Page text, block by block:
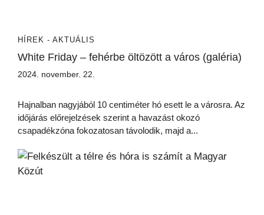
HÍREK - AKTUÁLIS
White Friday – fehérbe öltözött a város (galéria)
2024. november. 22.
Hajnalban nagyjából 10 centiméter hó esett le a városra. Az
időjárás előrejelzések szerint a havazást okozó
csapadékzóna fokozatosan távolodik, majd a...